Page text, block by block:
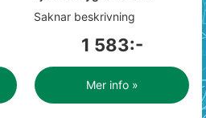
Saknar beskrivning
1 583:-
Mer info »